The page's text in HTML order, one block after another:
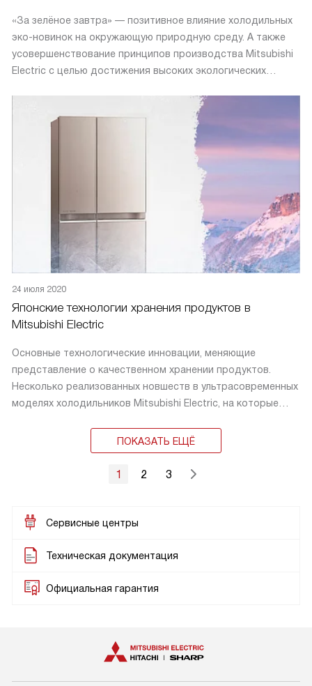
«За зелёное завтра» — позитивное влияние холодильных
эко-новинок на окружающую природную среду. А также
усовершенствование принципов производства Mitsubishi
Electric с целью достижения высоких экологических
24 июля 2020
Японские технологии хранения продуктов в
Mitsubishi Electric
Основные технологические инновации, меняющие
представление о качественном хранении продуктов.
Несколько реализованных новшеств в ультрасовременных
моделях холодильников Mitsubishi Electric, на которые
ПОКАЗАТЬ ЕЩЁ
1 2 3
Сервисные центры
Техническая документация
Официальная гарантия